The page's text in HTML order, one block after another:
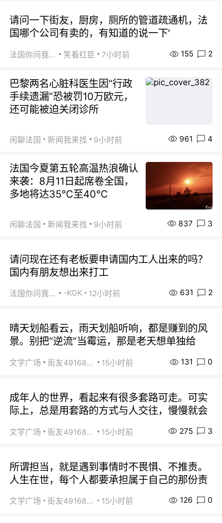
请问一下街友，厨房，厕所的管道疏通机，法
国哪个公司有卖的，有知道的说一下′
法国你问我答 笑看红臣 7小时前 155 2
巴黎两名心脏科医生因“行政
手续遗漏”恐被罚10万欧元，
还可能被迫关闭诊所
闲聊法国 新闻我来找 9小时前 961 4
法国今夏第五轮高温热浪确认
来袭：8月11日起席卷全国，
多地将达35℃至40℃
闲聊法国 新闻我来找 9小时前 837 3
请问现在还有老板要申请国内工人出来的吗？
国内有朋友想出来打工
法国你问我答 -KGK 12小时前 631 2
晴天划船看云，雨天划船听响，都是赚到的风
景。别把“逆流”当霉运，那是老天想单独给
文学广场 街友49168527 15小时前 131 0
成年人的世界，看起来有很多套路可走。可实
际上，总是用套路的方式与人交往，慢慢就会
文学广场 街友49168527 15小时前 275 3
所谓担当，就是遇到事情时不畏惧、不推责。
人生在世，每个人都要承担属于自己的那份责
文学广场 街友49168527 15小时前 126 0